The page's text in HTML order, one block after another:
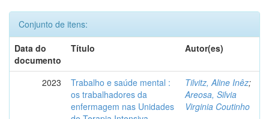
Conjunto de itens:
Data do
documento
Título Autor(es)
2023
Trabalho e saúde mental :
os trabalhadores da
enfermagem nas Unidades
Tilvitz, Aline Inêz;
Areosa, Silvia
Virginia Coutinho